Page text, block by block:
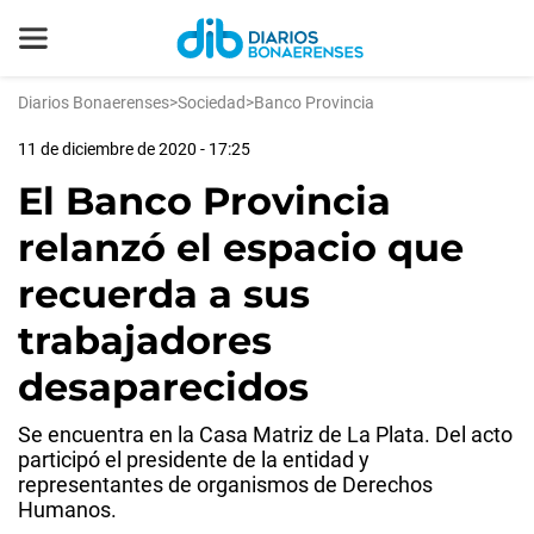
Diarios Bonaerenses>Sociedad>Banco Provincia
11 de diciembre de 2020 - 17:25
El Banco Provincia
relanzó el espacio que
recuerda a sus
trabajadores
desaparecidos
Se encuentra en la Casa Matriz de La Plata. Del acto
participó el presidente de la entidad y
representantes de organismos de Derechos
Humanos.